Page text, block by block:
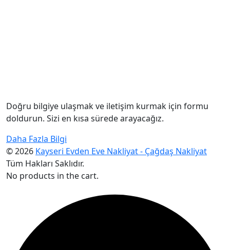
Doğru bilgiye ulaşmak ve iletişim kurmak için formu
doldurun. Sizi en kısa sürede arayacağız.
Daha Fazla Bilgi
© 2026 Kayseri Evden Eve Nakliyat - Çağdaş Nakliyat
Tüm Hakları Saklıdır.
No products in the cart.